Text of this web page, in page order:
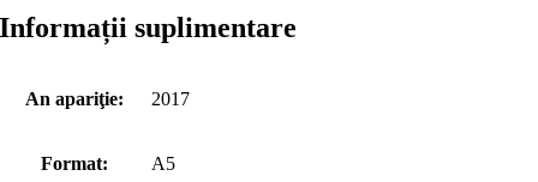
Informații suplimentare
An apariţie: 2017
Format: A5